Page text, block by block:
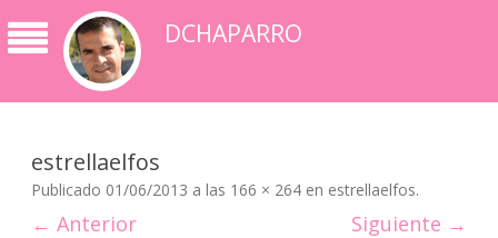
DCHAPARRO
estrellaelfos
Publicado 01/06/2013 a las 166 × 264 en estrellaelfos.
← Anterior Siguiente →